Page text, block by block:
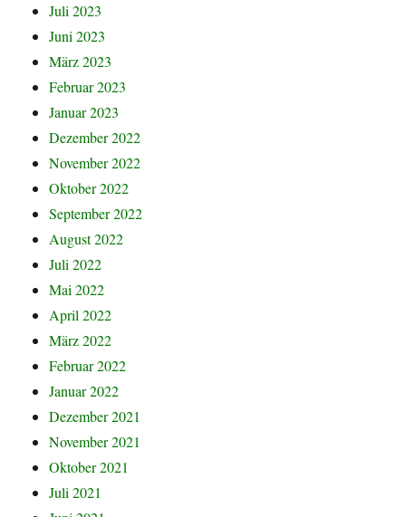
Juli 2023
Juni 2023
März 2023
Februar 2023
Januar 2023
Dezember 2022
November 2022
Oktober 2022
September 2022
August 2022
Juli 2022
Mai 2022
April 2022
März 2022
Februar 2022
Januar 2022
Dezember 2021
November 2021
Oktober 2021
Juli 2021